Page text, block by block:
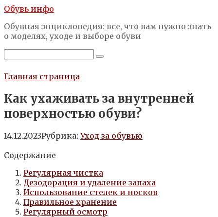
Перейти
контенту
Обувь инфо
Обувная энциклопедия: все, что вам нужно знать
о моделях, уходе и выборе обуви
Главная страница
Как ухаживать за внутренней
поверхностью обуви?
14.12.2023Рубрика: Уход за обувью
Содержание
Регулярная чистка
Дезодорация и удаление запаха
Использование стелек и носков
Правильное хранение
Регулярный осмотр